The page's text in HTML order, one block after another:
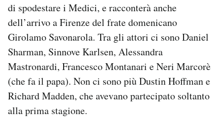
di spodestare i Medici, e racconterà anche
dell’arrivo a Firenze del frate domenicano
Girolamo Savonarola. Tra gli attori ci sono Daniel
Sharman, Sinnove Karlsen, Alessandra
Mastronardi, Francesco Montanari e Neri Marcorè
(che fa il papa). Non ci sono più Dustin Hoffman e
Richard Madden, che avevano partecipato soltanto
alla prima stagione.